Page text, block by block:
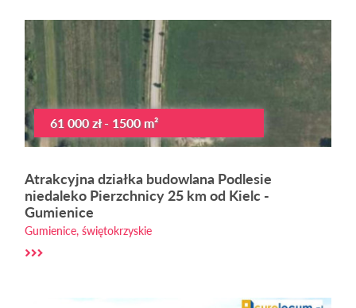
61 000 zł - 1500 m²
Atrakcyjna działka budowlana Podlesie
niedaleko Pierzchnicy 25 km od Kielc -
Gumienice
Gumienice, świętokrzyskie